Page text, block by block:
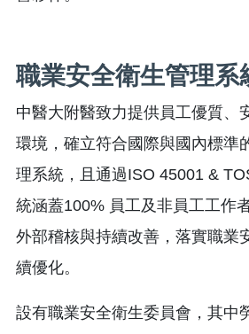
職業安全衛生管理系
中醫大附醫致力提供員工優質、
環境，確立符合國際與國內標準
理系統，且通過ISO 45001 &
統涵蓋100% 員工及非員工工作
外部稽核與持續改善，落實職業
續優化。
設有職業安全衛生委員會，其中